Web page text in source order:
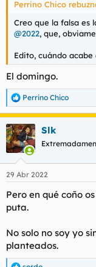
Perrino Chico
Creo que la falsa es
@2022, que,
Edito, cuándo acabe
El domingo.
R
e
a
c
c
i
e
:
Perrino Chico
Slk
29 Abr 2022
Pero en qué coño
puta.
No solo no soy yo
planteados.